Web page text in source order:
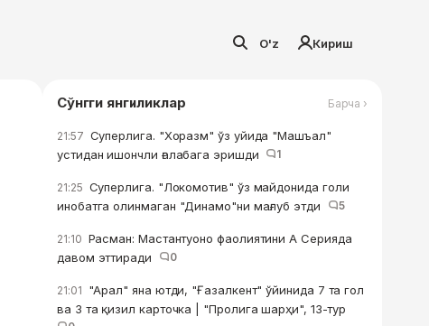
O'z Кириш
Сўнгги янгиликлар Барча ›
21:57 Суперлига. "Хоразм" ўз уйида "Машъал"
устидан ишончли ғалабага эришди
1
21:25 Суперлига. "Локомотив" ўз майдонида голи
инобатга олинмаган "Динамо"ни мағлуб этди
5
21:10 Расман: Мастантуоно фаолиятини А Серияда
давом эттиради
0
21:01 "Арал" яна ютди, "Ғазалкент" ўйинида 7 та гол
ва 3 та қизил карточка | "Пролига шарҳи", 13-тур